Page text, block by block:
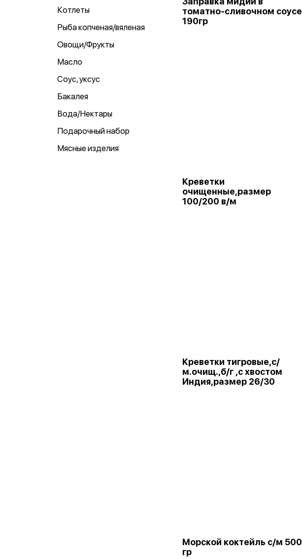
Котлеты
Рыба копченая/вяленая
Овощи/Фрукты
Масло
Соус, уксус
Бакалея
Вода/Нектары
Подарочный набор
Мясные изделия
томатно-сливочном соусе
190гр
Креветки
очищенные,размер
100/200 в/м
Креветки тигровые,с/
м.очищ.,б/г ,с хвостом
Индия,размер 26/30
Морской коктейль с/м 500
гр